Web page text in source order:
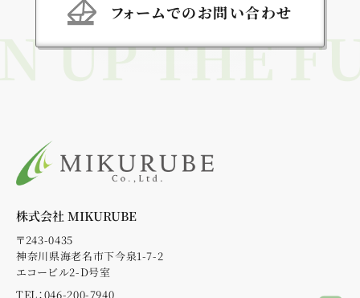
フォームでのお問い合わせ
UP THE
株式会社 MIKURUBE
〒243-0435
神奈川県海老名市下今泉1-7-2
エコービル2-D号室
TEL：046-200-7940